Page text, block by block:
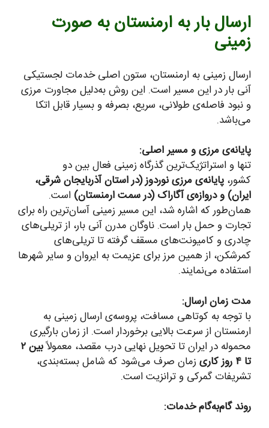
ارسال بار به ارمنستان به صورت
زمینی
ارسال زمینی به ارمنستان، ستون اصلی خدمات لجستیکی
آنی بار در این مسیر است. این روش به‌دلیل مجاورت مرزی
و نبود فاصله‌ی طولانی، سریع، بصرفه و بسیار قابل اتکا
می‌باشد.
پایانه‌ی مرزی و مسیر اصلی:
تنها و استراتژیک‌ترین گذرگاه زمینی فعال بین دو
کشور، پایانه‌ی مرزی نوردوز (در استان آذربایجان شرقی،
ایران) و دروازه‌ی آگاراک (در سمت ارمنستان) است.
همان‌طور که اشاره شد، این مسیر زمینی آسان‌ترین راه برای
تجارت و حمل بار است. ناوگان مدرن آنی بار، از تریلی‌های
چادری و کامیونت‌های مسقف گرفته تا تریلی‌های
کمرشکن، از همین مرز برای عزیمت به ایروان و سایر شهرها
استفاده می‌نمایند.
مدت زمان ارسال:
با توجه به کوتاهی مسافت، پروسه‌ی ارسال زمینی به
ارمنستان از سرعت بالایی برخوردار است. از زمان بارگیری
محموله در ایران تا تحویل نهایی درب مقصد، معمولاً
بین ۲
تا ۴ روز کاری
زمان صرف می‌شود که شامل بسته‌بندی،
تشریفات گمرکی و ترانزیت است.
روند گام‌به‌گام خدمات: